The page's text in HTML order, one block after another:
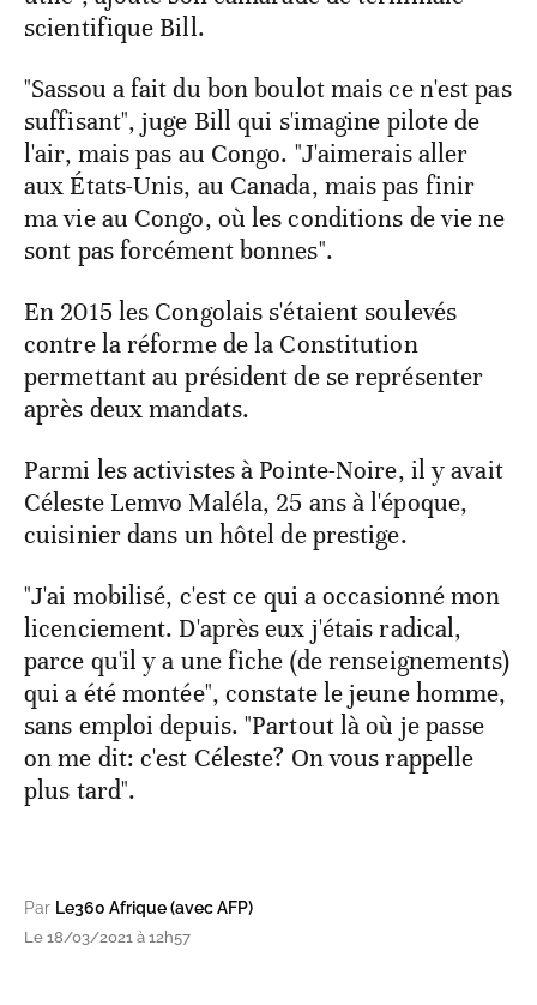
scientifique Bill.
"Sassou a fait du bon boulot mais ce n'est pas
suffisant", juge Bill qui s'imagine pilote de
l'air, mais pas au Congo. "J'aimerais aller
aux États-Unis, au Canada, mais pas finir
ma vie au Congo, où les conditions de vie ne
sont pas forcément bonnes".
En 2015 les Congolais s'étaient soulevés
contre la réforme de la Constitution
permettant au président de se représenter
après deux mandats.
Parmi les activistes à Pointe-Noire, il y avait
Céleste Lemvo Maléla, 25 ans à l'époque,
cuisinier dans un hôtel de prestige.
"J'ai mobilisé, c'est ce qui a occasionné mon
licenciement. D'après eux j'étais radical,
parce qu'il y a une fiche (de renseignements)
qui a été montée", constate le jeune homme,
sans emploi depuis. "Partout là où je passe
on me dit: c'est Céleste? On vous rappelle
plus tard".
Par Le360 Afrique (avec AFP)
Le 18/03/2021 à 12h57